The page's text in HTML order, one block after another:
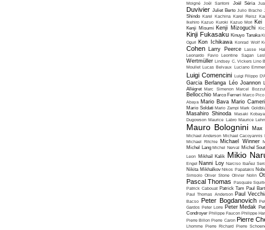
Moigné Joël Santoni Joël Séria
Duvivier Juliet Berto Julio Bracho
Shindo Karel Kachina Karel Reisz
Ikehiro Kazuo Kuroki Kazuo Mori Kei
Kenji Misumi Kenji Mizoguchi
Kinji Fukasaku Kinuyo Tanaka
Oguri Kon Ichikawa Konrad Wolf
Cohen Larry Peerce
Lasse
Leonardo Favio
Leontine Sagan
Wertmüller Lindsey C. Vickers Lino
Moullet Lucas Belvaux Luciano Emmer
Luigi Comencini Luigi Filippo
Garcia Berlanga Léo Joannon
Allégret Marc Simenon Marcel
Bellocchio Marco Ferreri Marco Pico
Abaya Mario Bava Mario
Mario Soldati Mario Zampi Mark
Masahiro Shinoda Masaki
Dugowson Maurice Labro Maurice
Mauro Bolognini Max
Michael Anderson Michael Cacoyannis
Michael Ritchie Michael Winner
Michel Lang Michel Nerval Michel
Leon Mikhaïl Kalik Mikio
Engel Nanni Loy Narciso Ibañez
Nikita Mikhalkov Nikos Papatakis
Simsolo Oliver Stone Olivier Nolin
Pascal Thomas Pasquale
Patrick Cabouat Patrick Tam Paul
Paul Thomas Anderson Paul
Bacso Peter Bogdanovich
Gardos Peter Lorre Peter Medak
Condroyer Philippe Faucon Philippe
Pierre Billon Pierre Caron Pierre
Lhomme Pierre Richard Pierre